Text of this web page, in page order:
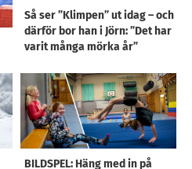
Så ser ”Klimpen” ut idag – och
därför bor han i Jörn: ”Det har
varit många mörka år”
BILDSPEL: Häng med in på